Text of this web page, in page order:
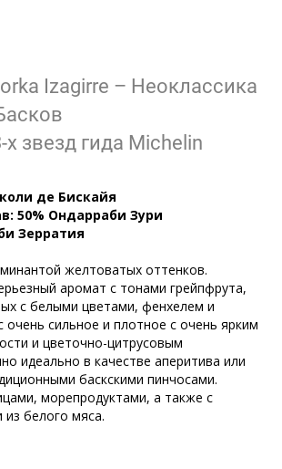
Izagirre – Неоклассика
х звезд гида Michelin
де Бискайя
50% Ондарраби Зури
Зерратия
желтоватых оттенков.
аромат с тонами грейпфрута,
с белыми цветами, фенхелем и
очень сильное и плотное с очень ярким
и цветочно-цитрусовым
идеально в качестве аперитива или
баскскими пинчосами.
морепродуктами, а также с
белого мяса.